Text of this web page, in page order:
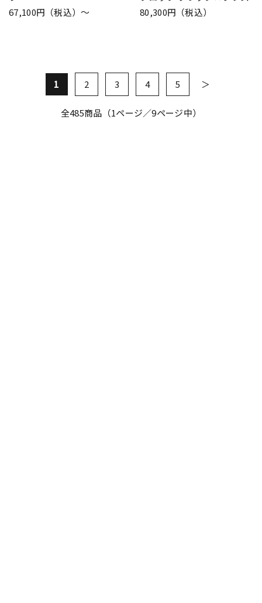
67,100円（税込）～
80,300円（税込）
1 2 3 4 5
全485商品（1ページ／9ページ中）